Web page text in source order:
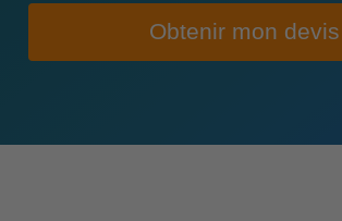
Obtenir mon devis